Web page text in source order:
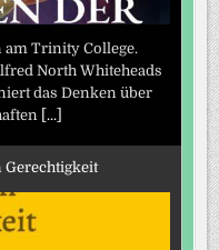
am Trinity College.
North Whiteheads
das Denken über
[...]
Gerechtigkeit